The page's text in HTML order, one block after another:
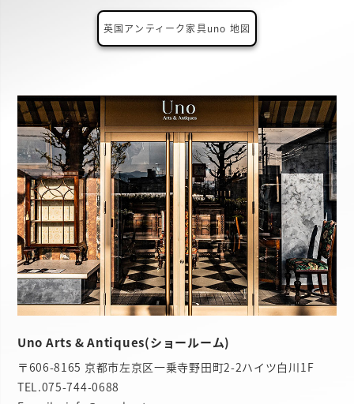
英国アンティーク家具uno 地図
Uno Arts & Antiques(ショールーム)
〒606-8165 京都市左京区一乗寺野田町2-2ハイツ白川1F
TEL.075-744-0688